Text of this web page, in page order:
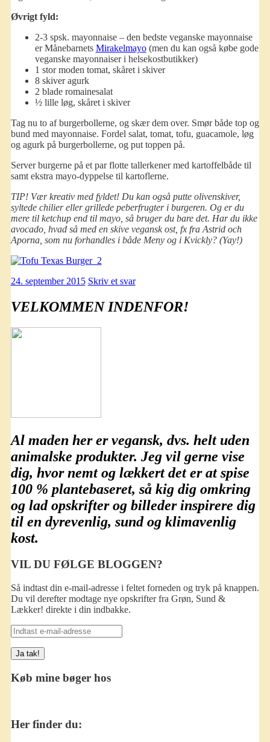
Øvrigt fyld:
2-3 spsk. mayonnaise – den bedste veganske mayonnaise
er Månebarnets Mirakelmayo(men du kan også købe gode
veganske mayonnaiser i helsekostbutikker)
1 stor moden tomat, skåret i skiver
8 skiver agurk
2 blade romainesalat
½ lille løg, skåret i skiver
Tag nu to af burgerbollerne, og skær dem over. Smør både top og
bund med mayonnaise. Fordel salat, tomat, tofu, guacamole, løg
og agurk på burgerbollerne, og put toppen på.
Server burgerne på et par flotte tallerkener med kartoffelbåde til
samt ekstra mayo-dyppelse til kartoflerne.
TIP! Vær kreativ med fyldet! Du kan også putte olivenskiver,
syltede chilier eller grillede peberfrugter i burgeren. Og er du
mere til ketchup end til mayo, så bruger du bare det. Har du ikke
avocado, hvad så med en skive vegansk ost, fx fra Astrid och
Aporna, som nu forhandles i både Meny og i Kvickly? (Yay!)
24. september 2015 Skriv et svar
VELKOMMEN INDENFOR!
Al maden her ervegansk, dvs. helt uden
animalske produkter. Jeg vil gerne vise
dig, hvor nemt og lækkert det er at spise
100 % plantebaseret, så kig dig omkring
og lad opskrifter og billeder inspirere dig
til en dyrevenlig, sund og klimavenlig
kost.
VIL DU FØLGE BLOGGEN?
Så indtast din e-mail-adresse i feltet forneden og tryk på knappen.
Du vil derefter modtage nye opskrifter fra Grøn, Sund &
Lækker! direkte i din indbakke.
Indtast
e-
mail-
adresse
Køb mine bøger hos
Her finder du: